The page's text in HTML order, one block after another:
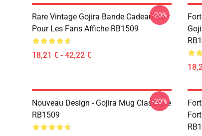
Rare Vintage Gojira Bande Cadeau Noir
Pour Les Fans Affiche RB1509
18,21 € - 42,22 €
-20%
Nouveau Design - Gojira Mug Classique
RB1509
-20%